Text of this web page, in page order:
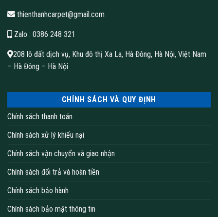
thienthanhcarpet@gmail.com
Zalo : 0386 248 321
208 lô đất dịch vụ, Khu đô thị Xa La, Hà Đông, Hà Nội, Việt Nam
– Hà Đông – Hà Nội
CHÍNH SÁCH VÀ QUY ĐỊNH
Chính sách thanh toán
Chính sách xử lý khiếu nại
Chính sách vận chuyển và giao nhận
Chính sách đổi trả và hoàn tiền
Chính sách bảo hành
Chính sách bảo mật thông tin